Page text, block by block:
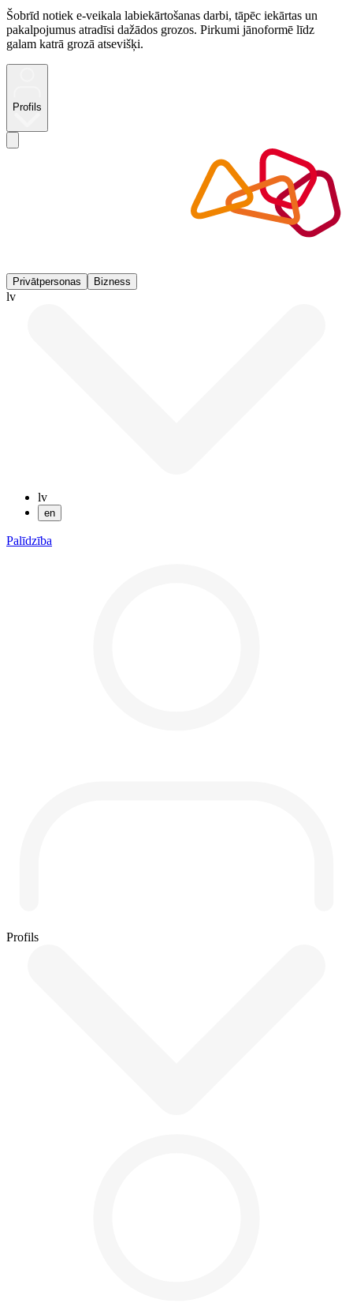
Šobrīd notiek e-veikala labiekārtošanas darbi, tāpēc iekārtas un
pakalpojumus atradīsi dažādos grozos. Pirkumi jānoformē līdz
galam katrā grozā atsevišķi.
Profils
Privātpersonas Bizness
lv
lv
en
Palīdzība
Profils